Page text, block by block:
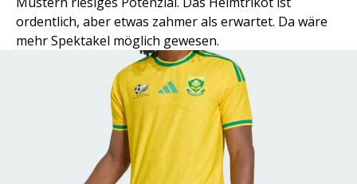
ordentlich, aber etwas zahmer als erwartet. Da wäre
mehr Spektakel möglich gewesen.